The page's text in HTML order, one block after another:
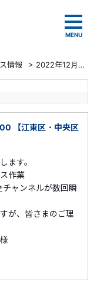
情報 > 2022年12月27日（火）00:00～02:00 【江東区・中央区の一部お客様】
【江東区・中央区
ます。
作業
チャンネルが数回瞬
さまのご理